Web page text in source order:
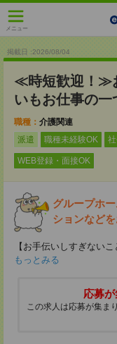
メニュー
掲載日 :2026/08/04
≪時短歓迎！≫
いもお仕事の
職種： 介護関連
派遣
職種未経験OK
WEB登録・面接OK
グループホ
ションなど
【お手伝いしすぎない
もっとみる
応募
この求人は応募が集ま